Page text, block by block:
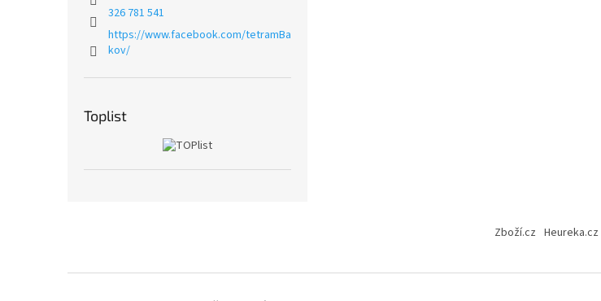
326 781 541
https://www.facebook.com/tetramBa
kov/
Toplist
Zboží.cz Heureka.cz